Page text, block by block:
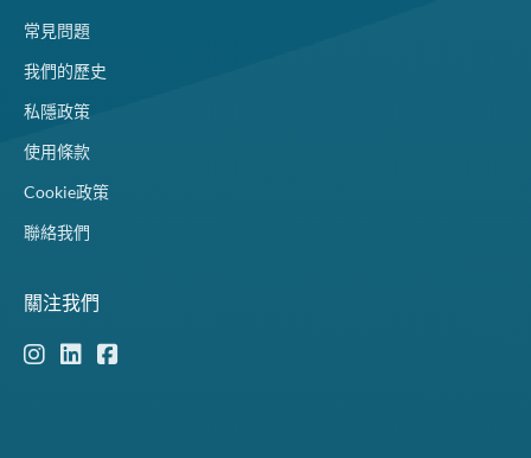
常見問題
我們的歷史
私隱政策
使用條款
Cookie政策
聯絡我們
關注我們